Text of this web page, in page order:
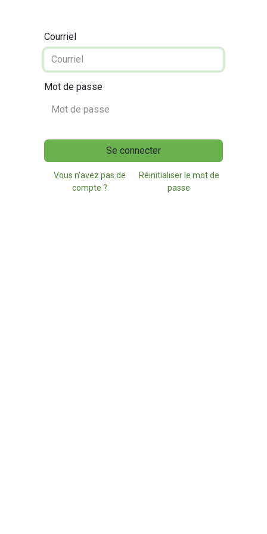
Courriel
Mot de passe
Se connecter
Vous n'avez pas de
compte ?
Réinitialiser le mot de
passe